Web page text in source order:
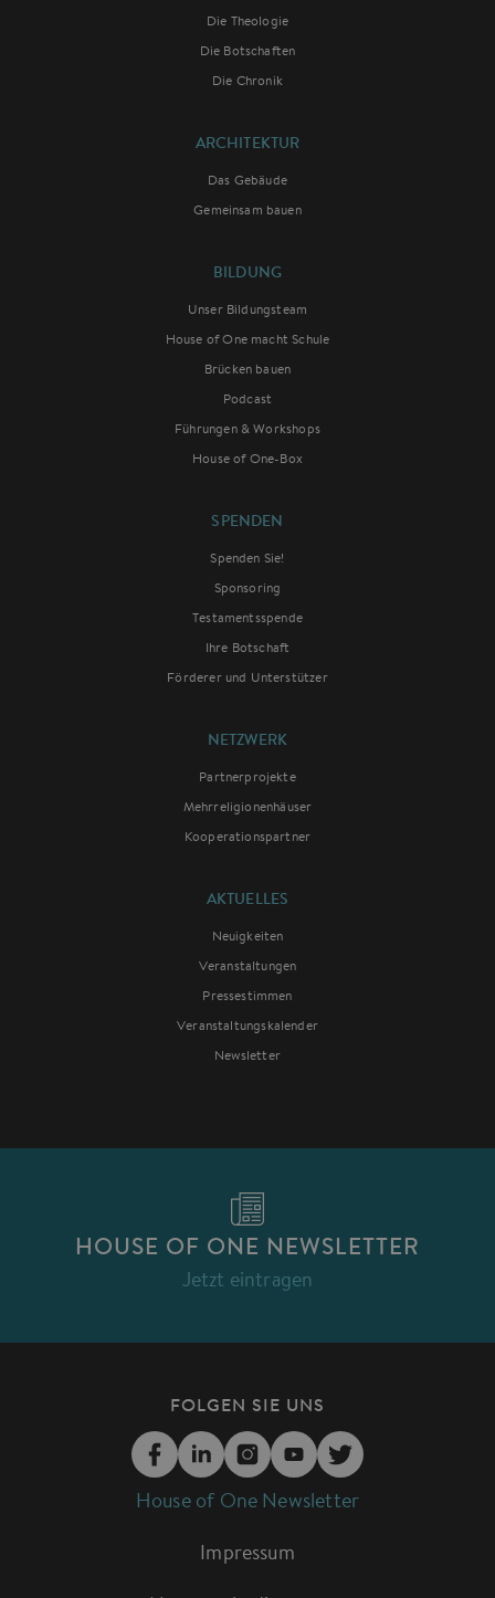
Die Theologie
Die Botschaften
Die Chronik
ARCHITEKTUR
Das Gebäude
Gemeinsam bauen
BILDUNG
Unser Bildungsteam
House of One macht Schule
Brücken bauen
Podcast
Führungen & Workshops
House of One-Box
SPENDEN
Spenden Sie!
Sponsoring
Testamentsspende
Ihre Botschaft
Förderer und Unterstützer
NETZWERK
Partnerprojekte
Mehrreligionenhäuser
Kooperationspartner
AKTUELLES
Neuigkeiten
Veranstaltungen
Pressestimmen
Veranstaltungskalender
Newsletter
HOUSE OF ONE NEWSLETTER
Jetzt eintragen
FOLGEN SIE UNS
House of One Newsletter
Impressum